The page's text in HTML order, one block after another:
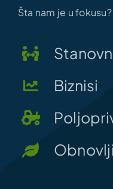
Šta nam je u fokusu?
Biznisi